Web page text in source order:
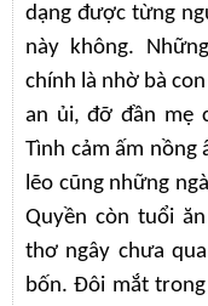
dạng được từng
này không.
chính là nhờ bà
an ủi, đỡ đần mẹ
Tình cảm ấm nồng
lẽo cũng những
Quyền còn tuổi
thơ ngây chưa
bốn. Đôi mắt